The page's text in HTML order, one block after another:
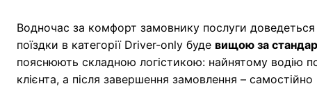
Водночас за комфорт замовнику послуги
поїздки в категорії Driver-only буде вищою за
пояснюють складною логістикою: найнятому водію
клієнта, а після завершення замовлення –